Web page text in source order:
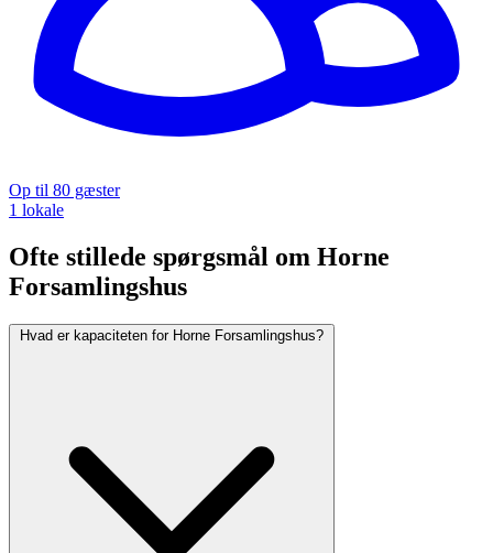
Op til 80 gæster
1 lokale
Ofte stillede spørgsmål om Horne
Forsamlingshus
Hvad er kapaciteten for Horne Forsamlingshus?